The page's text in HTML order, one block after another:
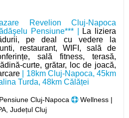
Revelion Cluj-Napoca
Pensiune*** |
La liziera
pe deal cu vedere la
restaurant, WIFI, sală de
sală fitness, terasă,
curte, grătar, loc de joacă,
| 18km Cluj-Napoca, 45km
Turda, 48km Călăței
Pensiune Cluj-Napoca
Wellness |
Județul Cluj